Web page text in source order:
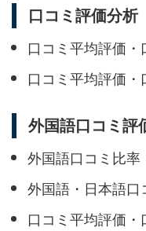
口コミ評価分析
口コミ平均評価・
口コミ平均評価・
外国語口コミ評
外国語口コミ比率
外国語・日本語口
口コミ平均評価・